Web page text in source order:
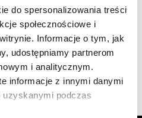
do spersonalizowania treści
społecznościowe i
Informacje o tym, jak
udostępniamy partnerom
i analitycznym.
informacje z innymi danymi
podczas
szt –
z 4 wyników